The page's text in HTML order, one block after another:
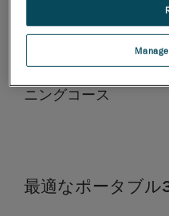
事故補償、保証延長
ン・サービスといっ
ハードウェアおよび
ニングコース
最適なポータブル